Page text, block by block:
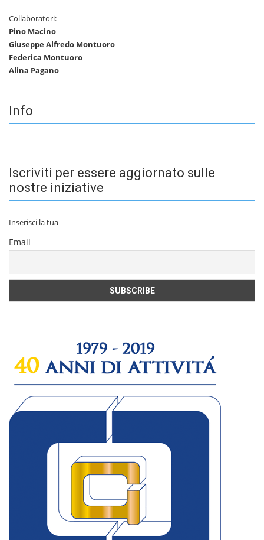
Collaboratori:
Pino Macino
Giuseppe Alfredo Montuoro
Federica Montuoro
Alina Pagano
Info
Iscriviti per essere aggiornato sulle
nostre iniziative
Inserisci la tua
Email